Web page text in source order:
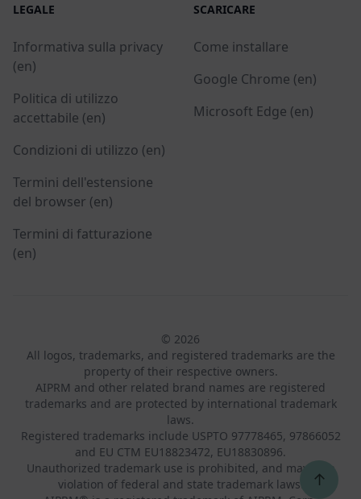
LEGALE
Informativa sulla privacy
(en)
Politica di utilizzo
accettabile (en)
Condizioni di utilizzo (en)
Termini dell'estensione
del browser (en)
Termini di fatturazione
(en)
SCARICARE
Come installare
Google Chrome (en)
Microsoft Edge (en)
© 2026
All logos, trademarks, and registered trademarks are the
property of their respective owners.
AIPRM and other related brand names are registered
trademarks and are protected by international trademark
laws.
Registered trademarks include USPTO 97778465, 97866052
and EU CTM EU18823472, EU18830896.
Unauthorized trademark use is prohibited, and may be a
violation of federal and state trademark laws.
↑